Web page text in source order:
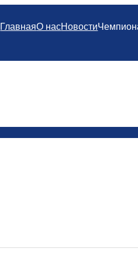
ГлавнаяО насНовости